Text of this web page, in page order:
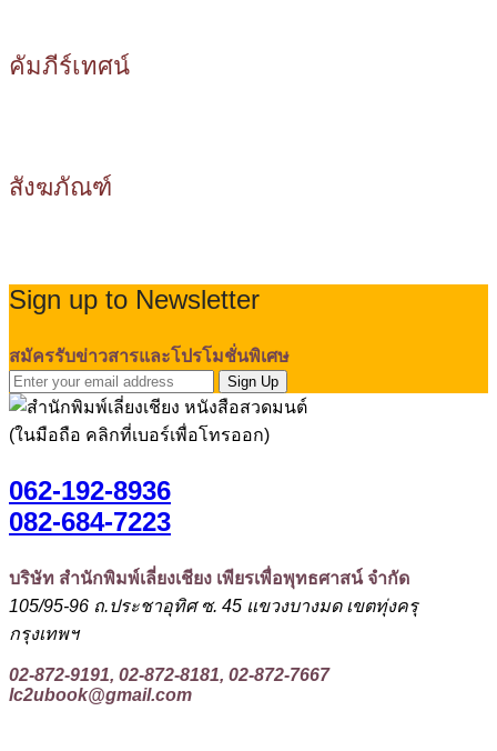
คัมภีร์เทศน์
สังฆภัณฑ์
Sign up to Newsletter
สมัครรับข่าวสารและโปรโมชั่นพิเศษ
Sign Up
(ในมือถือ คลิกที่เบอร์เพื่อโทรออก)
062-192-8936
082-684-7223
บริษัท สำนักพิมพ์เลี่ยงเชียง เพียรเพื่อพุทธศาสน์ จำกัด
105/95-96 ถ.ประชาอุทิศ ซ. 45 แขวงบางมด เขตทุ่งครุ
กรุงเทพฯ
02-872-9191, 02-872-8181, 02-872-7667
lc2ubook@gmail.com